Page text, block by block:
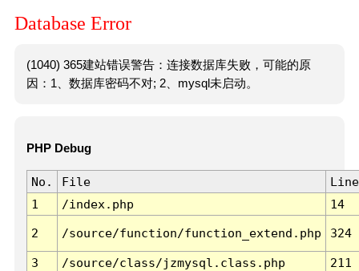
Database Error
(1040) 365建站错误警告：连接数据库失败，可能的原
因：1、数据库密码不对; 2、mysql未启动。
PHP Debug
No. File
Line
1
/index.php 14
2 /source/function/function_extend.php 324
3 /source/class/jzmysql.class.php
211